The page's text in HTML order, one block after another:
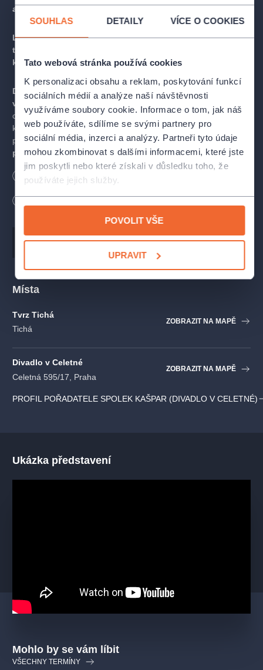
SOUHLAS DETAILY VÍCE O COOKIES
Tato webová stránka používá cookies
K personalizaci obsahu a reklam, poskytování funkcí
sociálních médií a analýze naší návštěvnosti
využíváme soubory cookie. Informace o tom, jak náš
web používáte, sdílíme se svými partnery pro
sociální média, inzerci a analýzy. Partneři tyto údaje
mohou zkombinovat s dalšími informacemi, které jste
jim poskytli nebo které získali v důsledku toho, že
používáte jejich služby.
POVOLIT VŠE
UPRAVIT
a osmnáct jamek.
Láska, děti, kariéra, životní prohry a zjištění, že každý není
tím, kým se zdá být – opravdu znáte svou nejlepší
kamarádku?
Den po pohřbu Catherine se její nejbližší kamarádky
vydávají na golfové hřiště
, kam s ní posledních čtrnáct let
chodily. K Margo, Tate a Connie se přidává i Dory, Catherinina
kamarádka z Kanady, kterou zbylé ženy potkaly teprve na
pohřbu.Mezi jednotlivými odpaly a jamkami spolu ženy
probírají všednosti i nevšednosti svých životů
s nadhledem či (ne)potlačovanými poznámkami. Každá
z žen se vyrovnává s životními nástrahami po svém, ale řeší to
kariéry. A možná si i vzpomenou na svou zesnulou kamarádku.
OBSAZENÍ A TVŮRCI
Autor:Norm Foster
Překlad:
Martin Fahrner
Hudba:Daniel Fikejz
Fotografie:Martin Svoboda
Tate:Jitka Nerudová
Délka 90 minut
Autor Norm Foster
Místa
Tvrz Tichá
Tichá
ZOBRAZIT NA MAPĚ
Divadlo v Celetné
Celetná 595/17, Praha
ZOBRAZIT NA MAPĚ
PROFIL POŘADATELE SPOLEK KAŠPAR (DIVADLO V CELETNÉ)
Ukázka představení
Mohlo by se vám líbit
VŠECHNY TERMÍNY